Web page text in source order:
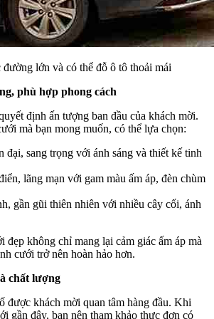
lớn và có thể đỗ ô tô thoải mái
phù hợp phong cách
định ấn tượng ban đầu của khách mời.
mà bạn mong muốn, có thể lựa chọn:
đại, sang trọng với ánh sáng và thiết kế tinh
lãng mạn với gam màu ấm áp, đèn chùm
gần gũi thiên nhiên với nhiều cây cối, ánh
đẹp không chỉ mang lại cảm giác ấm áp mà
cưới trở nên hoàn hảo hơn.
chất lượng
được khách mời quan tâm hàng đầu. Khi
gần đây, bạn nên tham khảo thực đơn có